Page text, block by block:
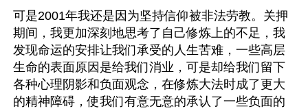
可是2001年我还是因为坚持信仰被非法劳教。关押
期间，我更加深刻地思考了自己修炼上的不足，我
发现命运的安排让我们承受的人生苦难，一些高层
生命的表面原因是给我们消业，可是却给我们留下
各种心理阴影和负面观念，在修炼大法时成了更大
的精神障碍，使我们有意无意的承认了一些负面的